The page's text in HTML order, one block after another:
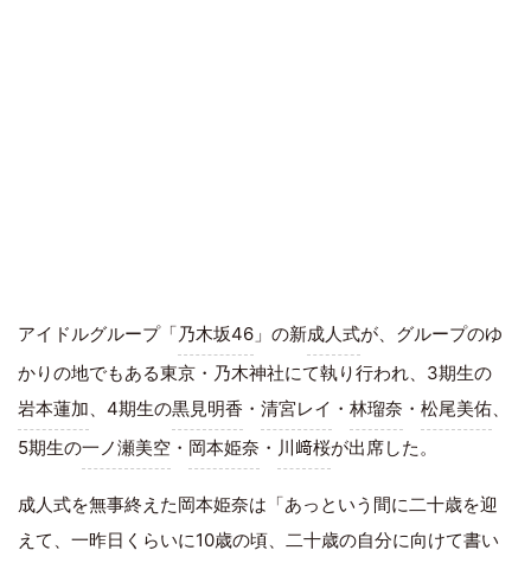
アイドルグループ「乃木坂46 」の新成人式が、グループのゆ
かりの地でもある東京・乃木神社にて執り行われ、3期生の
岩本蓮加、4期生の黒見明香 ・ 清宮レイ ・ 林瑠奈 ・ 松尾美佑、
5期生の一ノ瀬美空 ・ 岡本姫奈 ・ 川﨑桜が出席した。
成人式を無事終えた岡本姫奈は「あっという間に二十歳を迎
えて、一昨日くらいに10歳の頃、二十歳の自分に向けて書い